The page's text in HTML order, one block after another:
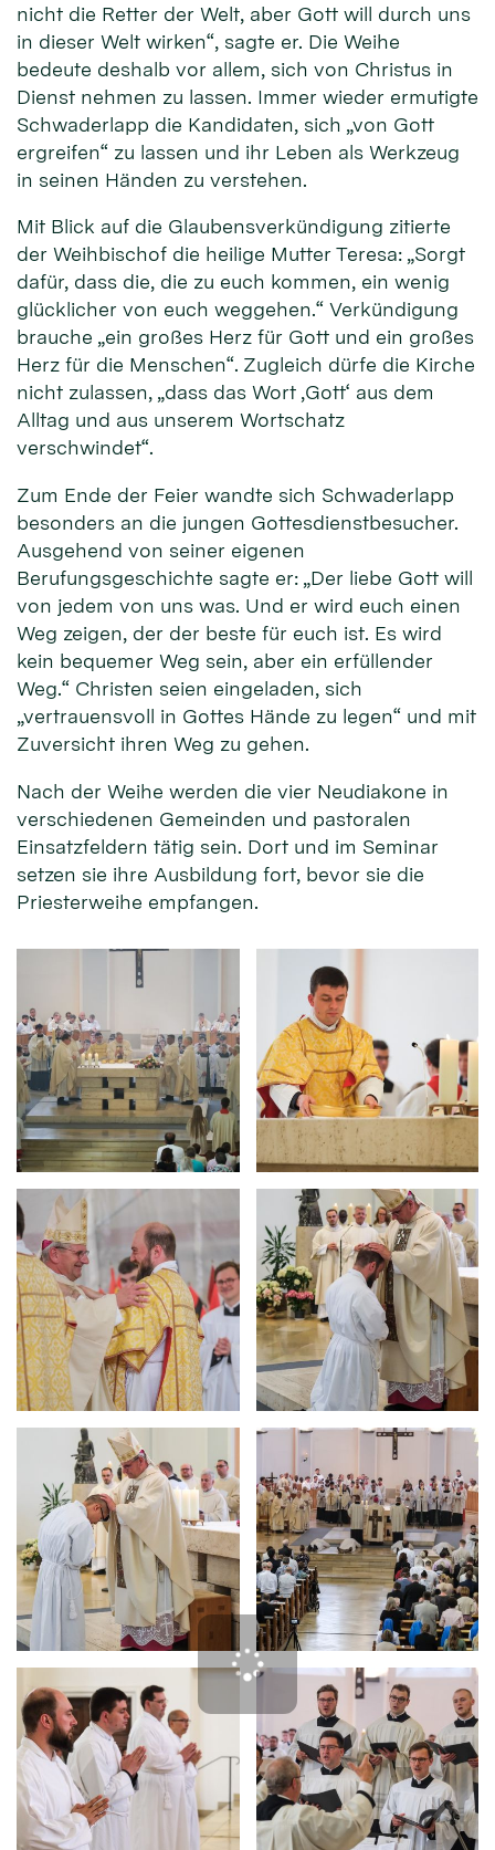
nicht die Retter der Welt, aber Gott will durch uns
in dieser Welt wirken“, sagte er. Die Weihe
bedeute deshalb vor allem, sich von Christus in
Dienst nehmen zu lassen. Immer wieder ermutigte
Schwaderlapp die Kandidaten, sich „von Gott
ergreifen“ zu lassen und ihr Leben als Werkzeug
in seinen Händen zu verstehen.
Mit Blick auf die Glaubensverkündigung zitierte
der Weihbischof die heilige Mutter Teresa: „Sorgt
dafür, dass die, die zu euch kommen, ein wenig
glücklicher von euch weggehen.“ Verkündigung
brauche „ein großes Herz für Gott und ein großes
Herz für die Menschen“. Zugleich dürfe die Kirche
nicht zulassen, „dass das Wort ‚Gott‘ aus dem
Alltag und aus unserem Wortschatz
verschwindet“.
Zum Ende der Feier wandte sich Schwaderlapp
besonders an die jungen Gottesdienstbesucher.
Ausgehend von seiner eigenen
Berufungsgeschichte sagte er: „Der liebe Gott will
von jedem von uns was. Und er wird euch einen
Weg zeigen, der der beste für euch ist. Es wird
kein bequemer Weg sein, aber ein erfüllender
Weg.“ Christen seien eingeladen, sich
„vertrauensvoll in Gottes Hände zu legen“ und mit
Zuversicht ihren Weg zu gehen.
Nach der Weihe werden die vier Neudiakone in
verschiedenen Gemeinden und pastoralen
Einsatzfeldern tätig sein. Dort und im Seminar
setzen sie ihre Ausbildung fort, bevor sie die
Priesterweihe empfangen.